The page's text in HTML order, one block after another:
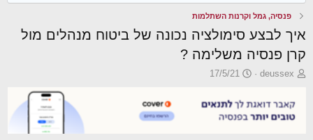
פנסיה, גמל וקרנות השתלמות
איך לבצע סימולציה נכונה של ביטוח מנהלים מול
קרן פנסיה משלימה ?
פ
ח
ה
deussex
פ
ר
ס
ם
17/5/21